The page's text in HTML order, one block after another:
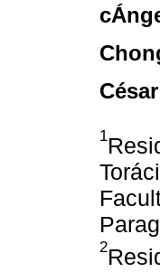
1
2